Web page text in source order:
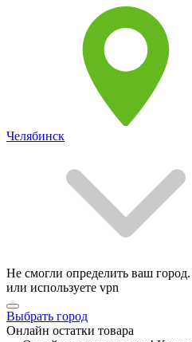
Челябинск
Не смогли определить ваш
или используете vpn
Выбрать город
Онлайн остатки товара